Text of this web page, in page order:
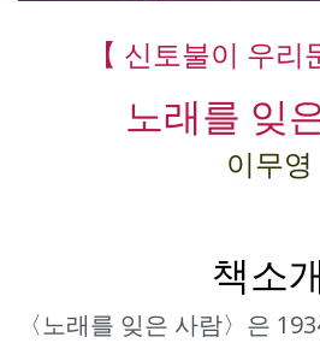
【 신토불이 우리
노래를 잊
이무영
책소
〈노래를 잊은 사람〉은